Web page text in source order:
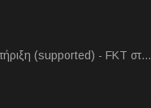
(supported) - FKT στ…